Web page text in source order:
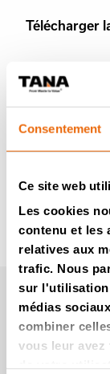
Consentement
Ce site web
Les cookies
contenu et les
relatives aux
trafic. Nous
sur l'utilisation
médias
combiner
vous leur
Télécharger